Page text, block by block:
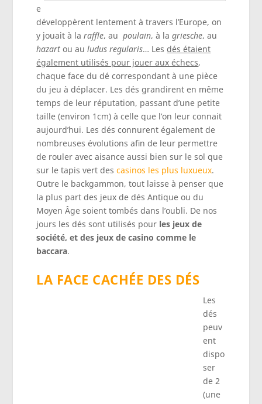
e
développèrent lentement à travers l’Europe, on
y jouait à laraffle, aupoulain, à lagriesche, au
hazart ou auludus regularis… Lesdés étaient
également utilisés pour jouer aux échecs,
chaque face du dé correspondant à une pièce
du jeu à déplacer. Les dés grandirent en même
temps de leur réputation, passant d’une petite
taille (environ 1cm) à celle que l’on leur connait
aujourd’hui. Les dés connurent également de
nombreuses évolutions afin de leur permettre
de rouler avec aisance aussi bien sur le sol que
sur le tapis vert descasinos les plus luxueux.
Outre le backgammon, tout laisse à penser que
la plus part des jeux de dés Antique ou du
Moyen Âge soient tombés dans l’oubli. De nos
jours les dés sont utilisés pour les jeux de
société, et des jeux de casino comme le
baccara.
LA FACE CACHÉE DES DÉS
Les
dés
peuv
ent
dispo
ser
de 2
(une